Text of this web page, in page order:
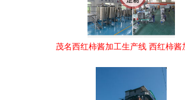
茂名西红柿酱加工生产线 西红柿酱